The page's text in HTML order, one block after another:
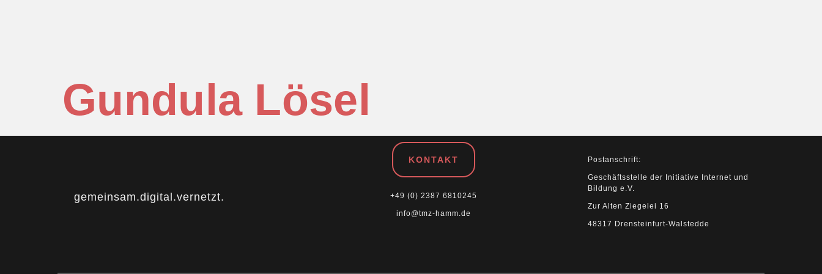
Gundula Lösel
gemeinsam.digital.vernetzt.
KONTAKT
+49 (0) 2387 6810245
info@tmz-hamm.de
Postanschrift:
Geschäftsstelle der Initiative Internet und
Bildung e.V.
Zur Alten Ziegelei 16
48317 Drensteinfurt-Walstedde